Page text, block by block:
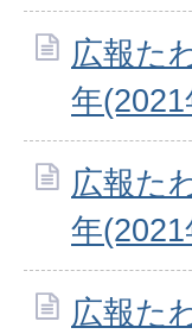
広報た
年
広報た
年
広報た